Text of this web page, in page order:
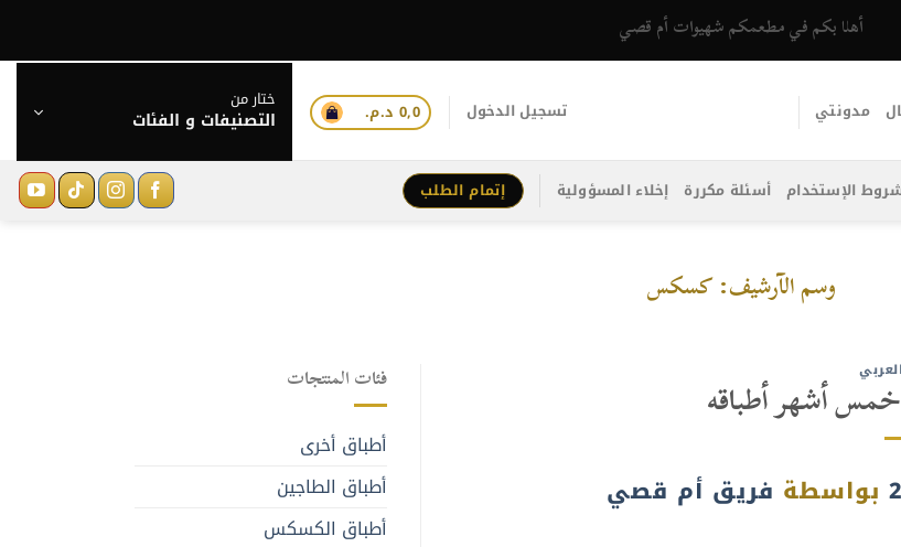
أهلا بكم في مطعمكم شهيوات أم قصي
مدونتي تسجيل الدخول 0,0 د.م. ختار من
التصنيفات و الفئات
الإستخدام أسئلة مكررة إخلاء المسؤولية إتمام الطلب
وسم الآرشيف:كسكس
أشهر أطباقه
بواسطة فريق أم قصي
فئات المنتجات
أطباق أخرى
أطباق الطاجين
أطباق الكسكس